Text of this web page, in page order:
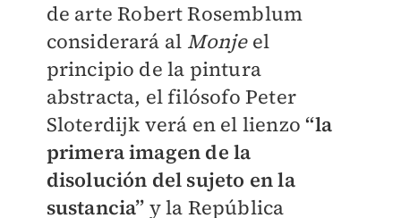
de arte Robert Rosemblum
considerará al Monjeel
principio de la pintura
abstracta, el filósofo Peter
Sloterdijk verá en el lienzo“la
primera imagen de la
disolución del sujeto en la
sustancia” y la República